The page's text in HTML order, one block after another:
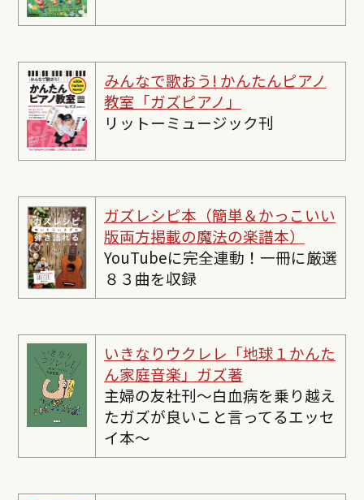
みんなで歌おう! かんたんピアノ
教室「ガズピアノ」
リットーミュージック刊
ガズレシピ本（簡単＆かっこいい
版両方掲載の魔法の楽譜本）
YouTubeに完全連動！一冊に厳選
８３曲を収録
いきなりウクレレ「地球１かんた
ん家庭音楽」ガズ著
主婦の友社刊〜白血病を乗り越え
たガズが良いこと言ってるエッセ
イ本〜